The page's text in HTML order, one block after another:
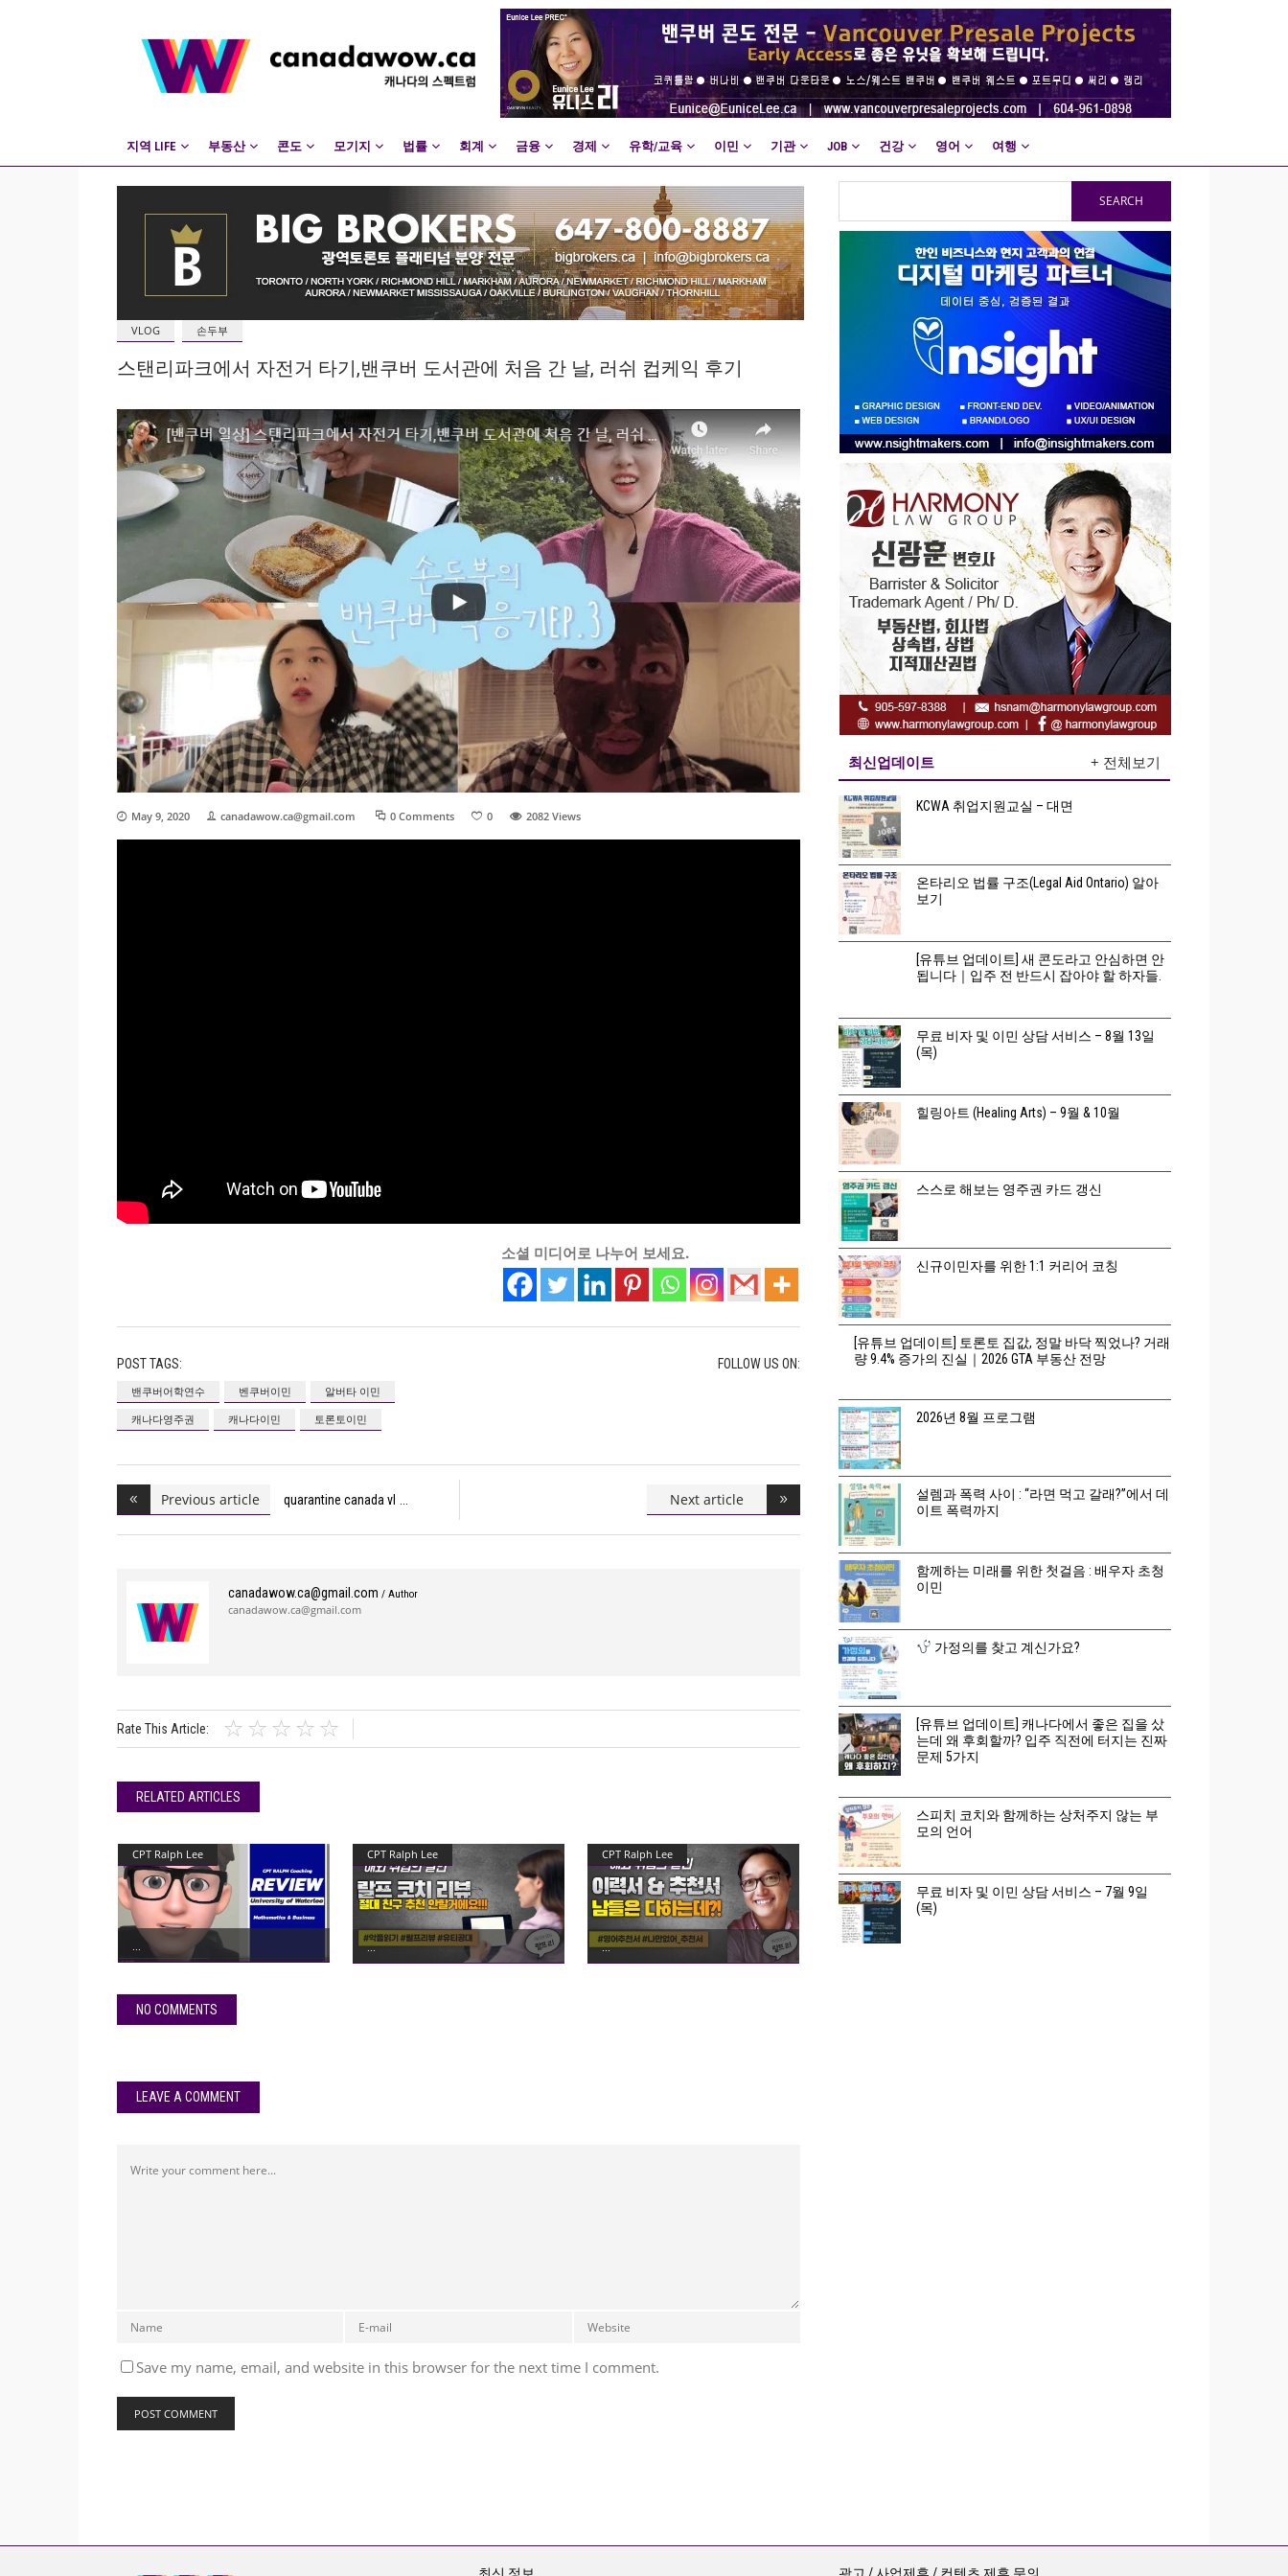
지역 LIFE 부동산 콘도 모기지 법률 회계 금융 경제 유학/교육 이민 기관 JOB 건강 영어 여행
VLOG 손두부
스탠리파크에서 자전거 타기,밴쿠버 도서관에 처음 간 날, 러쉬 컵케익 후기
May 9, 2020 canadawow.ca@gmail.com 0 Comments 0 2082 Views
소셜 미디어로 나누어 보세요.
POST TAGS:
밴쿠버어학연수 벤쿠버이민
알버타 이민
캐나다영주권
캐나다이민 토론토이민
FOLLOW US ON:
Previous article quarantine canada vl Next article
canadawow.ca@gmail.com / Author
canadawow.ca@gmail.com
Rate This Article:
RELATED ARTICLES
CPT Ralph Lee CPT Ralph Lee CPT Ralph Lee
NO COMMENTS
LEAVE A COMMENT
Save my name, email, and website in this browser for the next time I comment.
최신업데이트 + 전체보기
KCWA 취업지원교실 – 대면
온타리오 법률 구조(Legal Aid Ontario) 알아
보기
[유튜브 업데이트] 새 콘도라고 안심하면 안
됩니다｜입주 전 반드시 잡아야 할 하자들.
무료 비자 및 이민 상담 서비스 – 8월 13일
(목)
힐링아트 (Healing Arts) – 9월 & 10월
스스로 해보는 영주권 카드 갱신
신규이민자를 위한 1:1 커리어 코칭
[유튜브 업데이트] 토론토 집값, 정말 바닥 찍었나? 거래
량 9.4% 증가의 진실｜2026 GTA 부동산 전망
2026년 8월 프로그램
설렘과 폭력 사이 : “라면 먹고 갈래?”에서 데
이트 폭력까지
함께하는 미래를 위한 첫걸음 : 배우자 초청
이민
가정의를 찾고 계신가요?
[유튜브 업데이트] 캐나다에서 좋은 집을 샀
는데 왜 후회할까? 입주 직전에 터지는 진짜
문제 5가지
스피치 코치와 함께하는 상처주지 않는 부
모의 언어
무료 비자 및 이민 상담 서비스 – 7월 9일
(목)
최신 정보 광고 / 사업제휴 / 컨텐츠 제휴 문의